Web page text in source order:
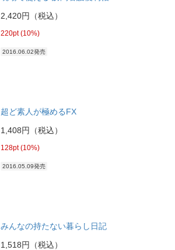
2,420円（税込）
220pt (10%)
2016.06.02発売
超ど素人が極めるFX
1,408円（税込）
128pt (10%)
2016.05.09発売
みんなの持たない暮らし日記
1,518円（税込）